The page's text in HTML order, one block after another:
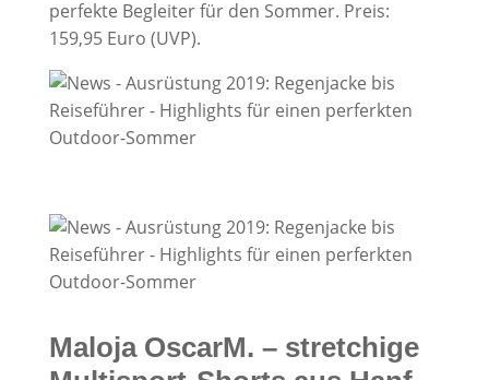
perfekte Begleiter für den Sommer. Preis:
159,95 Euro (UVP).
Maloja OscarM. – stretchige